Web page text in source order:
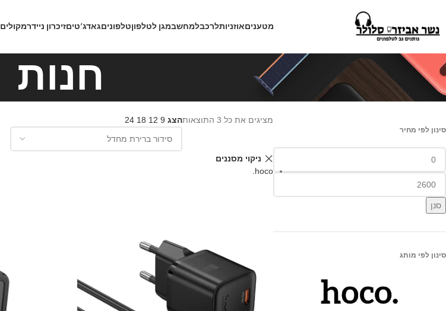
מטעניםאוזניותלרכבלמחשבמגן לטלפוןטלפוניםגאדג’טיםזיכרון ניידרמקולים
חנות
סינון לפי מחיר
סנן
סינון לפי מותג
מציגים את כל ⁦3⁩ התוצאות הצג 9
12
18
24
ניקוי מסננים
hoco.